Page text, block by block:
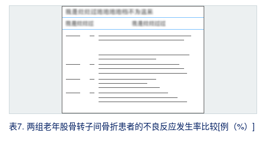
表7. 两组老年股骨转子间骨折患者的不良反应发生率比较[例（%）]